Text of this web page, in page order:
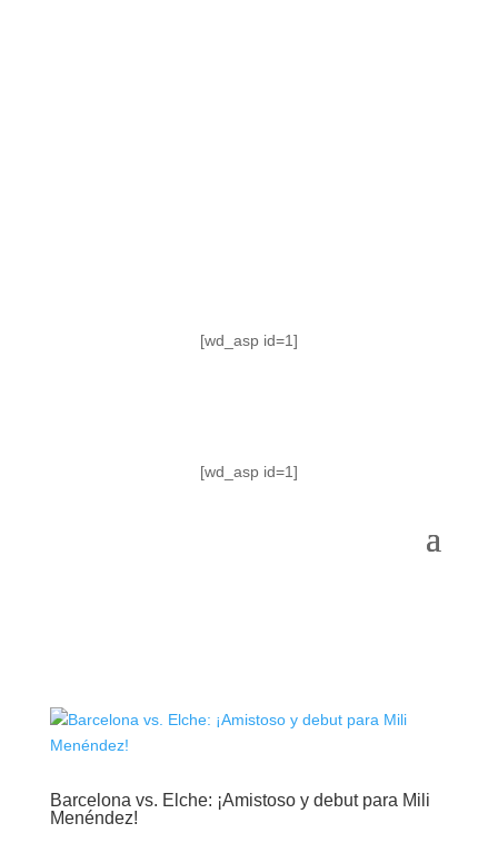
[wd_asp id=1]
[wd_asp id=1]
Barcelona vs. Elche: ¡Amistoso y debut para Mili
Menéndez!